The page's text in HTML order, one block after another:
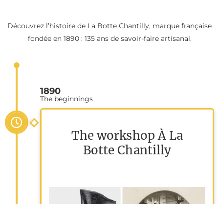
Découvrez l’histoire de La Botte Chantilly, marque française
fondée en 1890 : 135 ans de savoir-faire artisanal.
1890
The beginnings
The workshop À La
Botte Chantilly